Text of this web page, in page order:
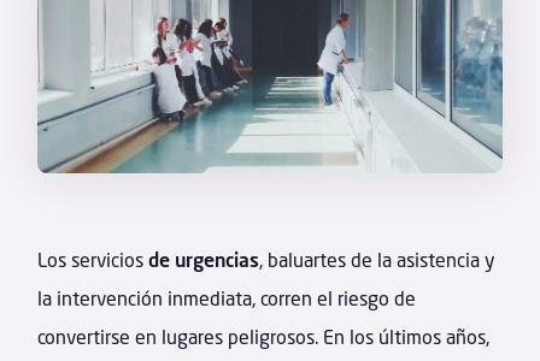
Los servicios de urgencias, baluartes de la asistencia y
la intervención inmediata, corren el riesgo de
convertirse en lugares peligrosos. En los últimos años,